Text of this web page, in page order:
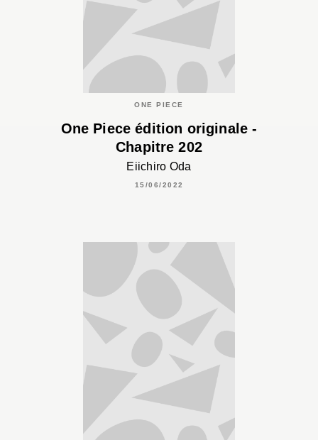
ONE PIECE
One Piece édition originale -
Chapitre 202
Eiichiro Oda
15/06/2022